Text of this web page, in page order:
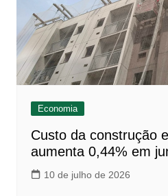
Economia
Custo da construção
aumenta 0,44% em
10 de julho de 2026